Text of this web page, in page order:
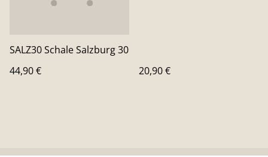
SALZ30 Schale Salzburg 30
44,90 €
20,90 €